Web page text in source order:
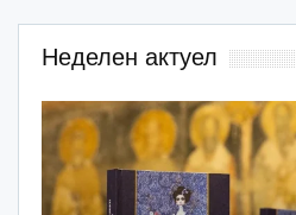
Неделен актуел